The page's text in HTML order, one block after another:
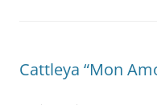
Cattleya “Mon